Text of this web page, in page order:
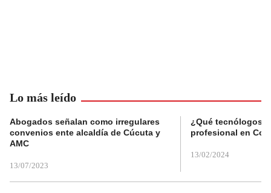
Lo más leído
Abogados señalan como irregulares
convenios ente alcaldía de Cúcuta y
AMC
13/07/2023
¿Qué tecnólogos
profesional en
13/02/2024